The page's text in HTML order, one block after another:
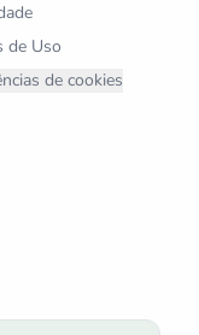
de Uso
de cookies